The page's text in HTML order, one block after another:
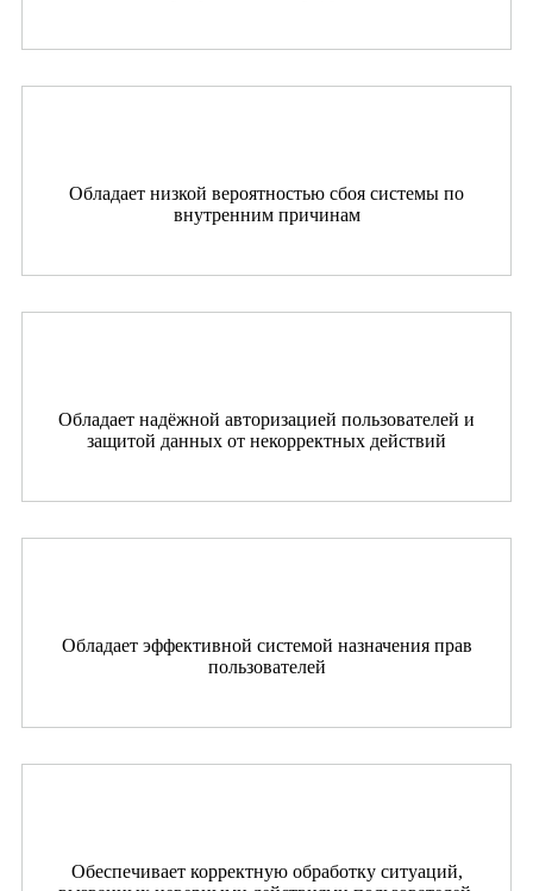
Обладает низкой вероятностью сбоя системы по
внутренним причинам
Обладает надёжной авторизацией пользователей и
защитой данных от некорректных действий
Обладает эффективной системой назначения прав
пользователей
Обеспечивает корректную обработку ситуаций,